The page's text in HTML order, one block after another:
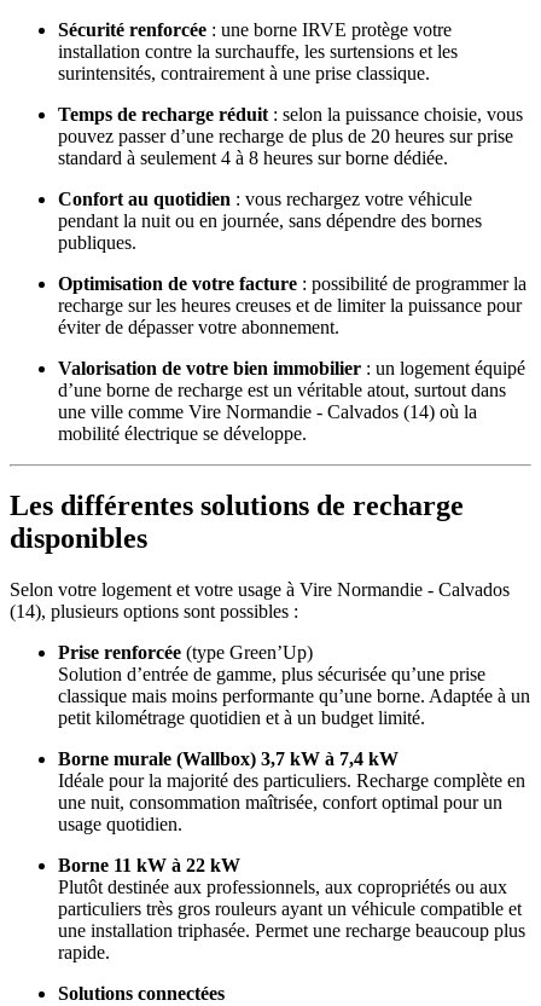
Sécurité renforcée : une borne IRVE protège votre
installation contre la surchauffe, les surtensions et les
surintensités, contrairement à une prise classique.
Temps de recharge réduit : selon la puissance choisie, vous
pouvez passer d’une recharge de plus de 20 heures sur prise
standard à seulement 4 à 8 heures sur borne dédiée.
Confort au quotidien : vous rechargez votre véhicule
pendant la nuit ou en journée, sans dépendre des bornes
publiques.
Optimisation de votre facture : possibilité de programmer la
recharge sur les heures creuses et de limiter la puissance pour
éviter de dépasser votre abonnement.
Valorisation de votre bien immobilier : un logement équipé
d’une borne de recharge est un véritable atout, surtout dans
une ville comme Vire Normandie - Calvados (14) où la
mobilité électrique se développe.
Les différentes solutions de recharge
disponibles
Selon votre logement et votre usage à Vire Normandie - Calvados
(14), plusieurs options sont possibles :
Prise renforcée (type Green’Up)
Solution d’entrée de gamme, plus sécurisée qu’une prise
classique mais moins performante qu’une borne. Adaptée à un
petit kilométrage quotidien et à un budget limité.
Borne murale (Wallbox) 3,7 kW à 7,4 kW
Idéale pour la majorité des particuliers. Recharge complète en
une nuit, consommation maîtrisée, confort optimal pour un
usage quotidien.
Borne 11 kW à 22 kW
Plutôt destinée aux professionnels, aux copropriétés ou aux
particuliers très gros rouleurs ayant un véhicule compatible et
une installation triphasée. Permet une recharge beaucoup plus
rapide.
Solutions connectées